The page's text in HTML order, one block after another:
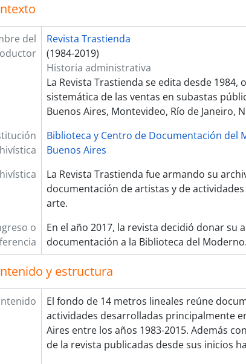
del
Revista Trastienda
(1984-2019)
Historia administrativa
La Revista Trastienda se edita desde 1984,
sistemática de las ventas en subastas
Buenos Aires, Montevideo, Río de Janeiro,
Biblioteca y Centro de Documentación del
Buenos Aires
La Revista Trastienda fue armando su
documentación de artistas y de
arte.
o
En el año 2017, la revista decidió donar su
documentación a la Biblioteca del Moderno.
y estructura
El fondo de 14 metros lineales reúne
actividades desarrolladas principalmente
Aires entre los años 1983-2015. Además
de la revista publicadas desde sus inicios